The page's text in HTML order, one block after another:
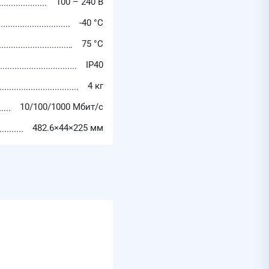
-40 °C
75 °C
IP40
4 кг
10/100/1000 Мбит/с
482.6×44×225 мм